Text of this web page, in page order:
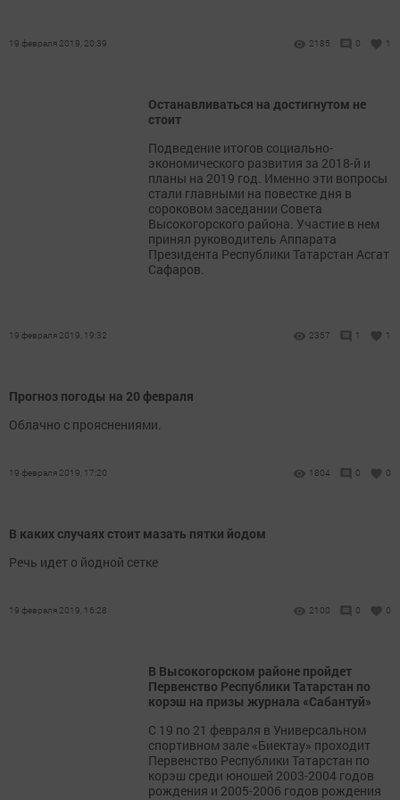
19 февраля 2019, 20:39 2185 0 1
Останавливаться на достигнутом не
стоит
Подведение итогов социально-
экономического развития за 2018-й и
планы на 2019 год. Именно эти вопросы
стали главными на повестке дня в
сороковом заседании Совета
Высокогорского района. Участие в нем
принял руководитель Аппарата
Президента Республики Татарстан Асгат
Сафаров.
19 февраля 2019, 19:32 2357 1 1
Прогноз погоды на 20 февраля
Облачно с прояснениями.
19 февраля 2019, 17:20 1804 0 0
В каких случаях стоит мазать пятки йодом
Речь идет о йодной сетке
19 февраля 2019, 16:28 2100 0 0
В Высокогорском районе пройдет
Первенство Республики Татарстан по
корэш на призы журнала «Сабантуй»
С 19 по 21 февраля в Универсальном
спортивном зале «Биектау» проходит
Первенство Республики Татарстан по
корэш среди юношей 2003-2004 годов
рождения и 2005-2006 годов рождения